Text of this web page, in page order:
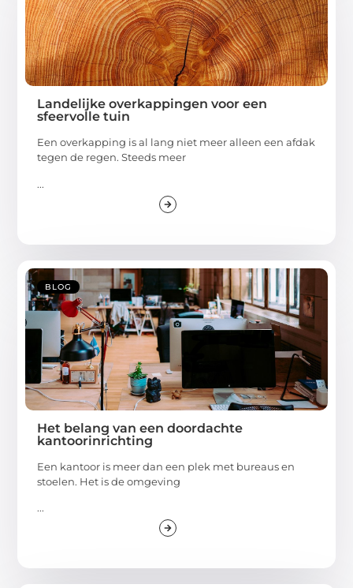
Landelijke overkappingen voor een
sfeervolle tuin
Een overkapping is al lang niet meer alleen een afdak
tegen de regen. Steeds meer
...
BLOG
Het belang van een doordachte
kantoorinrichting
Een kantoor is meer dan een plek met bureaus en
stoelen. Het is de omgeving
...